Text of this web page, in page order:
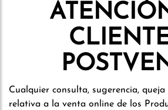
Cualquier consulta, sugerencia, queja
relativa a la venta online de los